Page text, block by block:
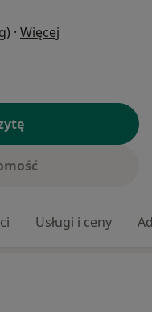
· Więcej
Usługi i ceny